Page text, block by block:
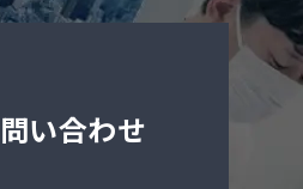
い合わせ